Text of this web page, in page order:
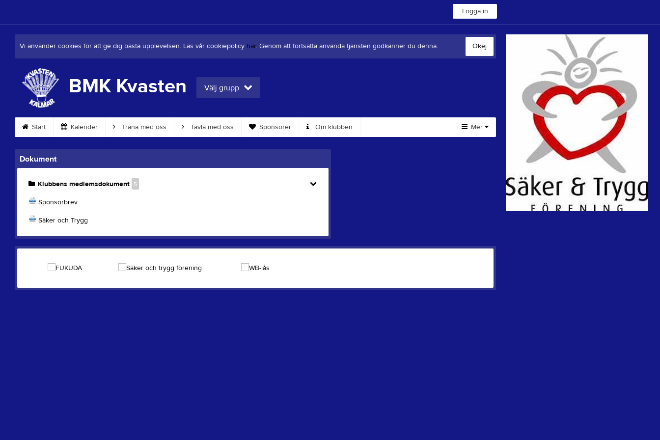
Logga in
Vi använder cookies för att ge dig bästa upplevelsen. Läs vår cookiepolicy här. Genom att fortsätta använda tjänsten godkänner du denna. Okej
BMK Kvasten Välj grupp
Start Kalender Träna med oss Tävla med oss Sponsorer Om klubben Mer
Huvudmeny
Bli vår sponsor?
Dokument
Dokument
Klubbens medlemsdokument 5
Sponsorbrev
Säker och Trygg